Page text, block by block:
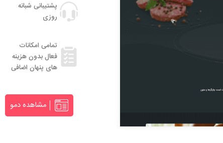
پشتیبانی شبانه
روزی
تمامی امکانات
فعال بدون هزینه
های پنهان اضافی
مشاهده دمو